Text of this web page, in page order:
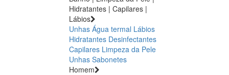
Hidratantes | Capilares |
Lábios
Unhas Água termal Lábios
Hidratantes Desinfectantes
Capilares Limpeza da Pele
Unhas Sabonetes
Homem